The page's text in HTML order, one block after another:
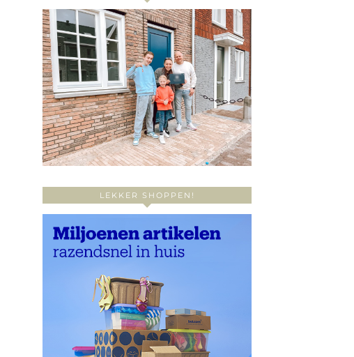
LEKKER SHOPPEN!